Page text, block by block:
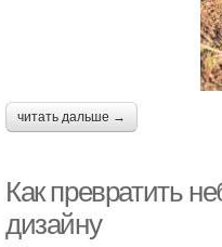
читать дальше →
Как превратить
дизайну